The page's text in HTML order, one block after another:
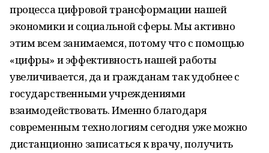
процесса цифровой трансформации нашей
экономики и социальной сферы. Мы активно
этим всем занимаемся, потому что с помощью
«цифры» и эффективность нашей работы
увеличивается, да и гражданам так удобнее с
государственными учреждениями
взаимодействовать. Именно благодаря
современным технологиям сегодня уже можно
дистанционно записаться к врачу, получить